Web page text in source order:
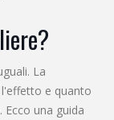
La
e quanto
una guida